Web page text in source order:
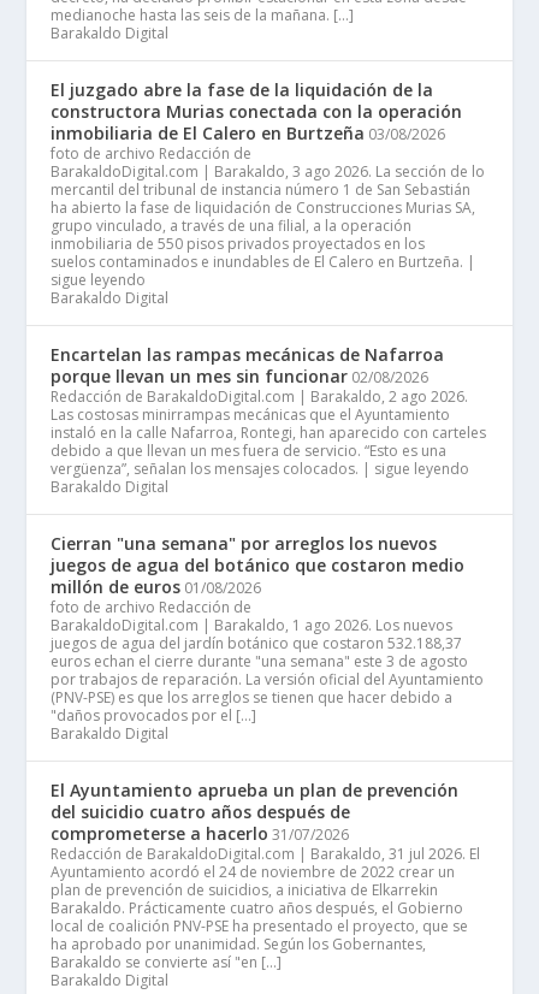
medianoche hasta las seis de la mañana. […]
Barakaldo Digital
El juzgado abre la fase de la liquidación de la
constructora Murias conectada con la operación
inmobiliaria de El Calero en Burtzeña 03/08/2026
foto de archivo Redacción de
BarakaldoDigital.com | Barakaldo, 3 ago 2026. La sección de lo
mercantil del tribunal de instancia número 1 de San Sebastián
ha abierto la fase de liquidación de Construcciones Murias SA,
grupo vinculado, a través de una filial, a la operación
inmobiliaria de 550 pisos privados proyectados en los
suelos contaminados e inundables de El Calero en Burtzeña. |
sigue leyendo
Barakaldo Digital
Encartelan las rampas mecánicas de Nafarroa
porque llevan un mes sin funcionar 02/08/2026
Redacción de BarakaldoDigital.com | Barakaldo, 2 ago 2026.
Las costosas minirrampas mecánicas que el Ayuntamiento
instaló en la calle Nafarroa, Rontegi, han aparecido con carteles
debido a que llevan un mes fuera de servicio. “Esto es una
vergüenza”, señalan los mensajes colocados. | sigue leyendo
Barakaldo Digital
Cierran "una semana" por arreglos los nuevos
juegos de agua del botánico que costaron medio
millón de euros 01/08/2026
foto de archivo Redacción de
BarakaldoDigital.com | Barakaldo, 1 ago 2026. Los nuevos
juegos de agua del jardín botánico que costaron 532.188,37
euros echan el cierre durante "una semana" este 3 de agosto
por trabajos de reparación. La versión oficial del Ayuntamiento
(PNV-PSE) es que los arreglos se tienen que hacer debido a
"daños provocados por el […]
Barakaldo Digital
El Ayuntamiento aprueba un plan de prevención
del suicidio cuatro años después de
comprometerse a hacerlo 31/07/2026
Redacción de BarakaldoDigital.com | Barakaldo, 31 jul 2026. El
Ayuntamiento acordó el 24 de noviembre de 2022 crear un
plan de prevención de suicidios, a iniciativa de Elkarrekin
Barakaldo. Prácticamente cuatro años después, el Gobierno
local de coalición PNV-PSE ha presentado el proyecto, que se
ha aprobado por unanimidad. Según los Gobernantes,
Barakaldo se convierte así "en […]
Barakaldo Digital